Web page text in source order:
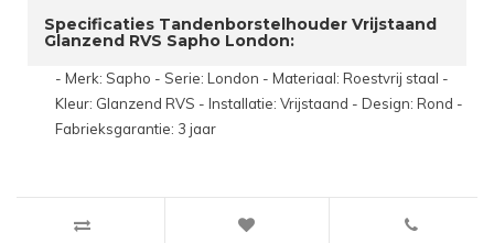
Specificaties Tandenborstelhouder Vrijstaand
Glanzend RVS Sapho London:
- Merk: Sapho - Serie: London - Materiaal: Roestvrij staal -
Kleur: Glanzend RVS - Installatie: Vrijstaand - Design: Rond -
Fabrieksgarantie: 3 jaar